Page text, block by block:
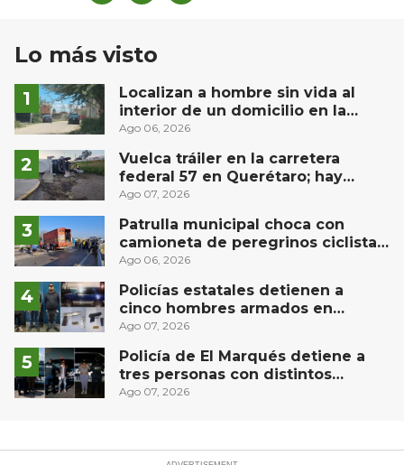
Lo más visto
Localizan a hombre sin vida al
interior de un domicilio en la
comunidad El Rodeo, San Juan del
Ago 06, 2026
Vuelca tráiler en la carretera
federal 57 en Querétaro; hay
derrame de combustible
Ago 07, 2026
Patrulla municipal choca con
camioneta de peregrinos ciclistas
en la autopista México-Querétaro
Ago 06, 2026
Policías estatales detienen a
cinco hombres armados en
Puebla capital
Ago 07, 2026
Policía de El Marqués detiene a
tres personas con distintos
narcóticos
Ago 07, 2026